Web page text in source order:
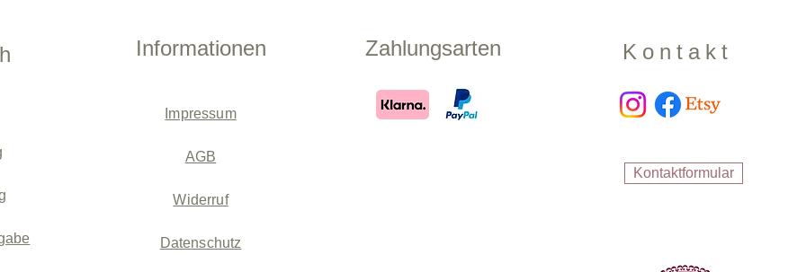
Informationen
Impressum
AGB
Widerruf
Datenschutz
Zahlungsarten Kontakt
Kontaktformular